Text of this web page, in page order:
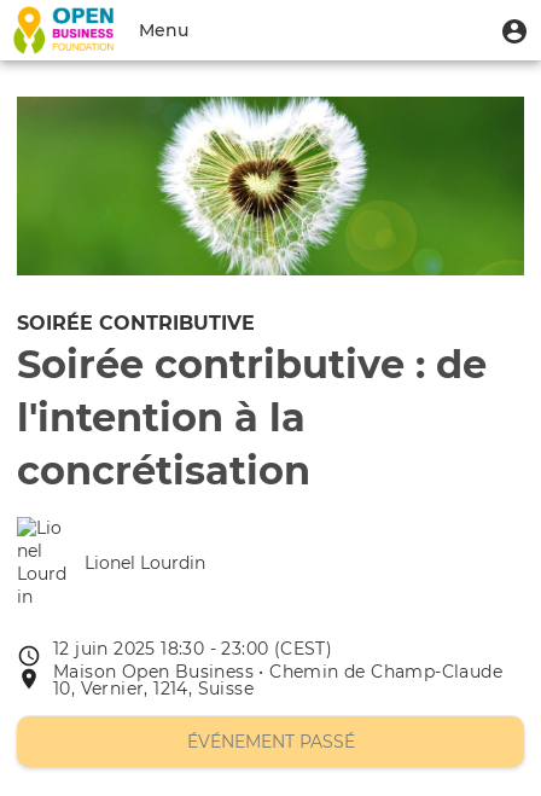
contenu
Menu
du
compte
l'utilisateur
Menu
Toggle
navigation
SOIRÉE CONTRIBUTIVE
Soirée contributive : de
l'intention à la
concrétisation
Lionel Lourdin
Date
de
l'évênement
12 juin 2025 18:30 - 23:00 (CEST)
Lieu
de
Maison Open Business • Chemin de Champ-Claude
10, Vernier, 1214, Suisse
ÉVÉNEMENT PASSÉ